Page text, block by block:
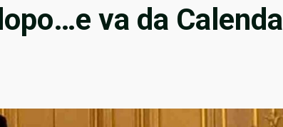
va da Calenda